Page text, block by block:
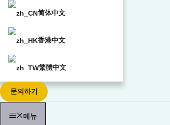
简体中文
香港中文
繁體中文
문의하기
메뉴